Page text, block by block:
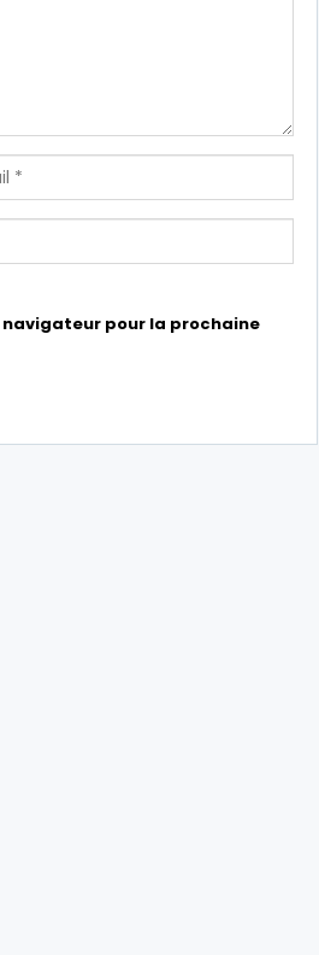
navigateur pour la prochaine